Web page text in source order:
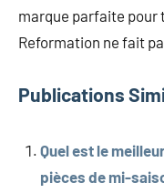
marque parfaite pour
Reformation ne fait
Publications
Quel est le
pièces de mi-